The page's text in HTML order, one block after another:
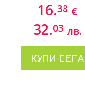
16.38 €
32.03 лв.
КУПИ СЕГА